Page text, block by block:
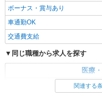
アルバイト パート
グループホーム せらび練馬/
介護福祉士
時）、夜勤
当20,000円/
東京都練
ボーナス・賞与あり
車通勤OK
交通費支給
同じ職種から求人を探す
医療
サービス提供責任者・ソーシ
関連する